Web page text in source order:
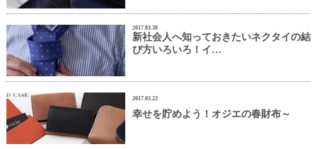
2017.03.30
新社会人へ知っておきたいネクタイの結
び方いろいろ！イ…
2017.03.22
幸せを貯めよう！オジエの春財布～